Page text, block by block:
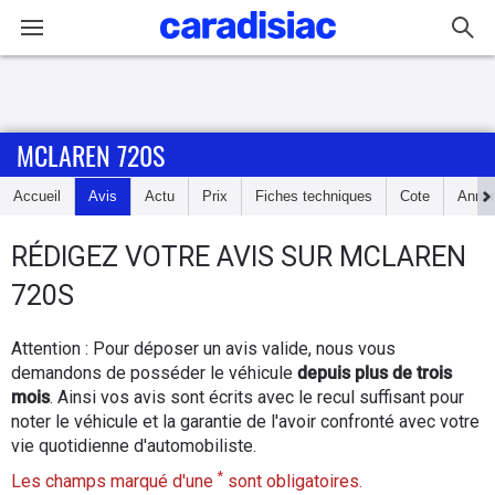
Accueil
Essais
d'achat
Electriques
MCLAREN 720S
Accueil Avis Actu Prix Fiches techniques Cote
RÉDIGEZ VOTRE AVIS SUR MCLAREN
720S
Attention : Pour déposer un avis valide, nous vous
demandons de posséder le véhicule depuis plus de trois
mois. Ainsi vos avis sont écrits avec le recul suffisant pour
noter le véhicule et la garantie de l'avoir confronté avec votre
vie quotidienne d'automobiliste.
Les champs marqué d'une * sont obligatoires.